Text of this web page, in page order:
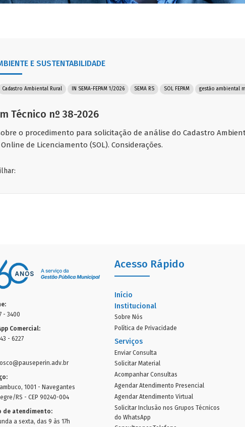
E SUSTENTABILIDADE
Cadastro Ambiental Rural IN SEMA-FEPAM 1/2026 SEMA RS SOL FEPAM gestão ambiental
Técnico nº 38-2026
o procedimento para solicitação de análise do Cadastro
de Licenciamento (SOL). Considerações.
- 3400
Comercial:
- 6227
1001 - Navegantes
RS - CEP 90240-004
de atendimento:
a sexta, das 9 às 17h
Acesso Rápido
Início
Institucional
Sobre Nós
Política de Privacidade
Serviços
Enviar Consulta
Solicitar Material
Acompanhar Consultas
Agendar Atendimento Presencial
Agendar Atendimento Virtual
Solicitar Inclusão nos Grupos Técnicos
do WhatsApp